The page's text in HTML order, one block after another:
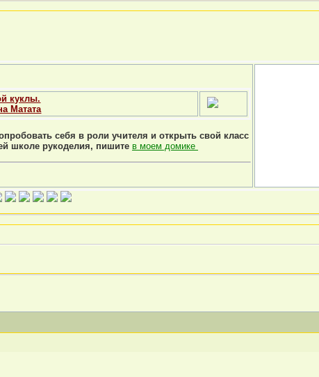
куклы.
Матата
себя в роли учителя и открыть свой класс
школе рукоделия, пишите в моем домике